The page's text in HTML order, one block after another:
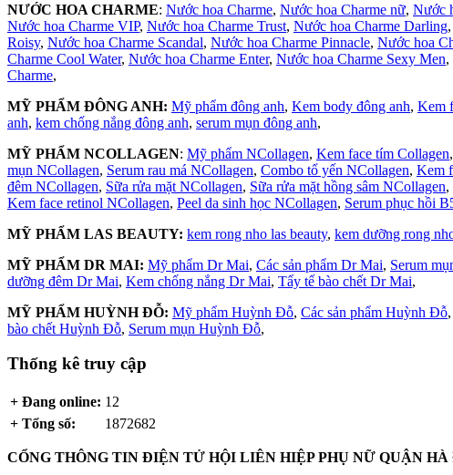
NƯỚC HOA CHARME: Nước hoa Charme, Nước hoa Charme nữ, Nước
Nước hoa Charme VIP, Nước hoa Charme Trust, Nước hoa Charme Darling,
Roisy, Nước hoa Charme Scandal, Nước hoa Charme Pinnacle, Nước hoa
Charme Cool Water, Nước hoa Charme Enter, Nước hoa Charme Sexy Men,
Charme,
MỸ PHẨM ĐÔNG ANH: Mỹ phẩm đông anh, Kem body đông anh, Kem
anh, kem chống nắng đông anh, serum mụn đông anh,
MỸ PHẨM NCOLLAGEN: Mỹ phẩm NCollagen, Kem face tím Collagen,
mụn NCollagen, Serum rau má NCollagen, Combo tổ yến NCollagen, Kem
đêm NCollagen, Sữa rửa mặt NCollagen, Sữa rửa mặt hồng sâm NCollagen,
Kem face retinol NCollagen, Peel da sinh học NCollagen, Serum phục hồi
MỸ PHẨM LAS BEAUTY: kem rong nho las beauty, kem dưỡng rong
MỸ PHẨM DR MAI: Mỹ phẩm Dr Mai, Các sản phẩm Dr Mai, Serum
dưỡng đêm Dr Mai, Kem chống nắng Dr Mai, Tẩy tế bào chết Dr Mai,
MỸ PHẨM HUỲNH ĐỖ: Mỹ phẩm Huỳnh Đỗ, Các sản phẩm Huỳnh Đỗ,
bào chết Huỳnh Đỗ, Serum mụn Huỳnh Đỗ,
Thống kê truy cập
+ Đang online: 12
+ Tổng số:
1872682
CỔNG THÔNG TIN ĐIỆN TỬ HỘI LIÊN HIỆP PHỤ NỮ QUẬN HÀ